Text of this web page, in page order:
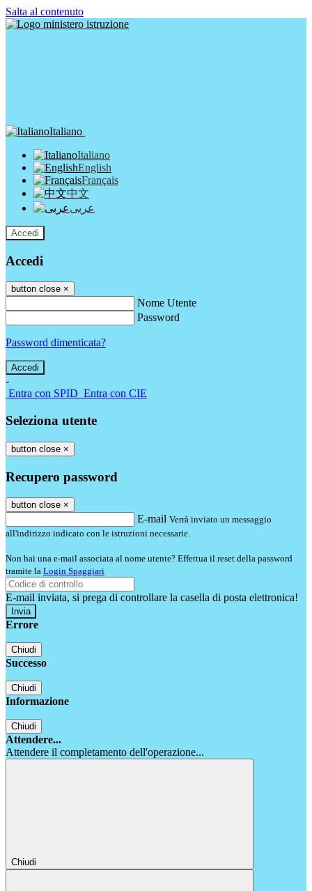
Salta al contenuto
Italiano
Italiano
English
Français
中文
عربى
Accedi
Accedi
button close ×
Nome Utente
Password
Password dimenticata?
-
Entra con SPID Entra con CIE
Seleziona utente
button close ×
Recupero password
button close ×
E-mail Verrà inviato un messaggio
all'indirizzo indicato con le istruzioni necessarie.
Non hai una e-mail associata al nome utente? Effettua il reset della password
tramite la Login Spaggiari
E-mail inviata, si prega di controllare la casella di posta elettronica!
Errore
Chiudi
Successo
Chiudi
Informazione
Chiudi
Attendere...
Attendere il completamento dell'operazione...
Chiudi